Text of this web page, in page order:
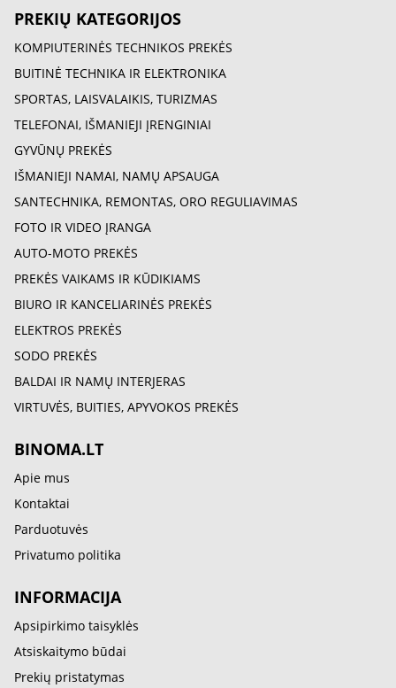
PREKIŲ KATEGORIJOS
KOMPIUTERINĖS TECHNIKOS PREKĖS
BUITINĖ TECHNIKA IR ELEKTRONIKA
SPORTAS, LAISVALAIKIS, TURIZMAS
TELEFONAI, IŠMANIEJI ĮRENGINIAI
GYVŪNŲ PREKĖS
IŠMANIEJI NAMAI, NAMŲ APSAUGA
SANTECHNIKA, REMONTAS, ORO REGULIAVIMAS
FOTO IR VIDEO ĮRANGA
AUTO-MOTO PREKĖS
PREKĖS VAIKAMS IR KŪDIKIAMS
BIURO IR KANCELIARINĖS PREKĖS
ELEKTROS PREKĖS
SODO PREKĖS
BALDAI IR NAMŲ INTERJERAS
VIRTUVĖS, BUITIES, APYVOKOS PREKĖS
BINOMA.LT
Apie mus
Kontaktai
Parduotuvės
Privatumo politika
INFORMACIJA
Apsipirkimo taisyklės
Atsiskaitymo būdai
Prekių pristatymas